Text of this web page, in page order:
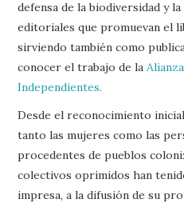
defensa de la biodiversidad y
editoriales que promuevan el
sirviendo también como
conocer el trabajo de la
Independientes.
Desde el reconocimiento
tanto las mujeres como las
procedentes de pueblos
colectivos oprimidos han
impresa, a la difusión de su